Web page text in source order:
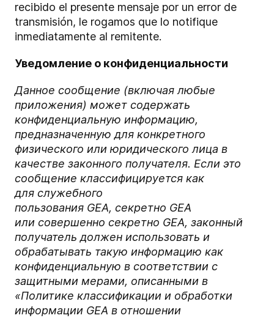
recibido el presente mensaje por un error de
transmisión, le rogamos que lo notifique
inmediatamente al remitente.
Уведомление о конфиденциальности
Данное сообщение (включая любые
приложения) может содержать
конфиденциальную информацию,
предназначенную для конкретного
физического или юридического лица в
качестве законного получателя. Если это
сообщение классифицируется как
для служебного
пользования GEA, секретно GEA
или совершенно секретно GEA, законный
получатель должен использовать и
обрабатывать такую ​​информацию как
конфиденциальную в соответствии с
защитными мерами, описанными в
«Политике классификации и обработки
информации GEA в отношении